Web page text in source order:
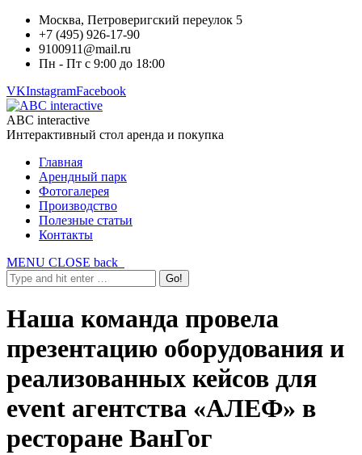
Москва, Петроверигский переулок 5
+7 (495) 926-17-90
9100911@mail.ru
Пн - Пт с 9:00 до 18:00
VKInstagramFacebook
ABC interactive
Интерактивный стол аренда и покупка
Главная
Арендный парк
Фотогалерея
Производство
Полезные статьи
Контакты
MENU CLOSE back
Наша команда провела
презентацию оборудования и
реализованных кейсов для
event агентства «АЛЕФ» в
ресторане ВанГог